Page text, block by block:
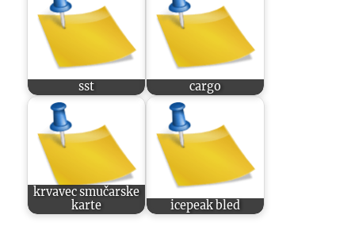
sst cargo
krvavec smučarske
karte
icepeak bled